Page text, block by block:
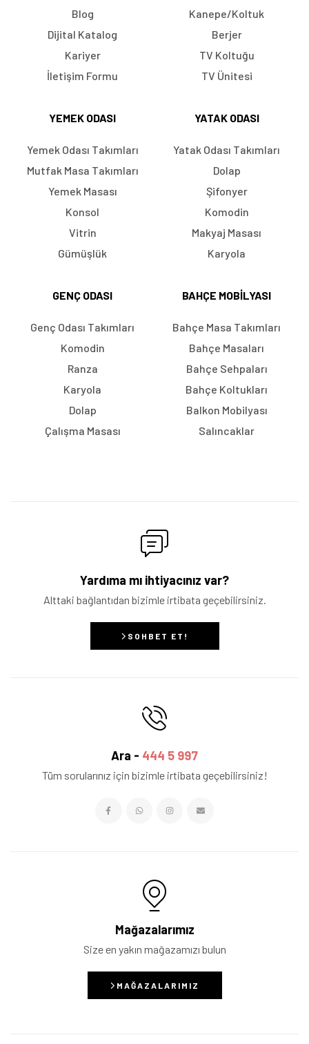
Blog
Dijital Katalog
Kariyer
İletişim Formu
Kanepe/Koltuk
Berjer
TV Koltuğu
TV Ünitesi
YEMEK ODASI
Yemek Odası Takımları
Mutfak Masa Takımları
Yemek Masası
Konsol
Vitrin
Gümüşlük
YATAK ODASI
Yatak Odası Takımları
Dolap
Şifonyer
Komodin
Makyaj Masası
Karyola
GENÇ ODASI
Genç Odası Takımları
Komodin
Ranza
Karyola
Dolap
Çalışma Masası
BAHÇE MOBILYASI
Bahçe Masa Takımları
Bahçe Masaları
Bahçe Sehpaları
Bahçe Koltukları
Balkon Mobilyası
Salıncaklar
Yardıma mı ihtiyacınız var?
Alttaki bağlantıdan bizimle irtibata geçebilirsiniz.
SOHBET ET!
Ara - 444 5 997
Tüm sorularınız için bizimle irtibata geçebilirsiniz!
Mağazalarımız
Size en yakın mağazamızı bulun
MAĞAZALARIMIZ